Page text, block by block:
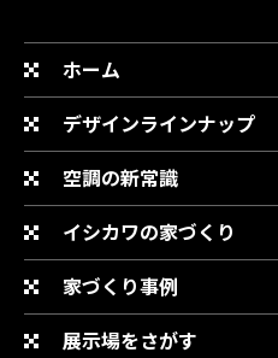
ホーム
デザインラインナップ
空調の新常識
イシカワの家づくり
家づくり事例
展示場をさがす